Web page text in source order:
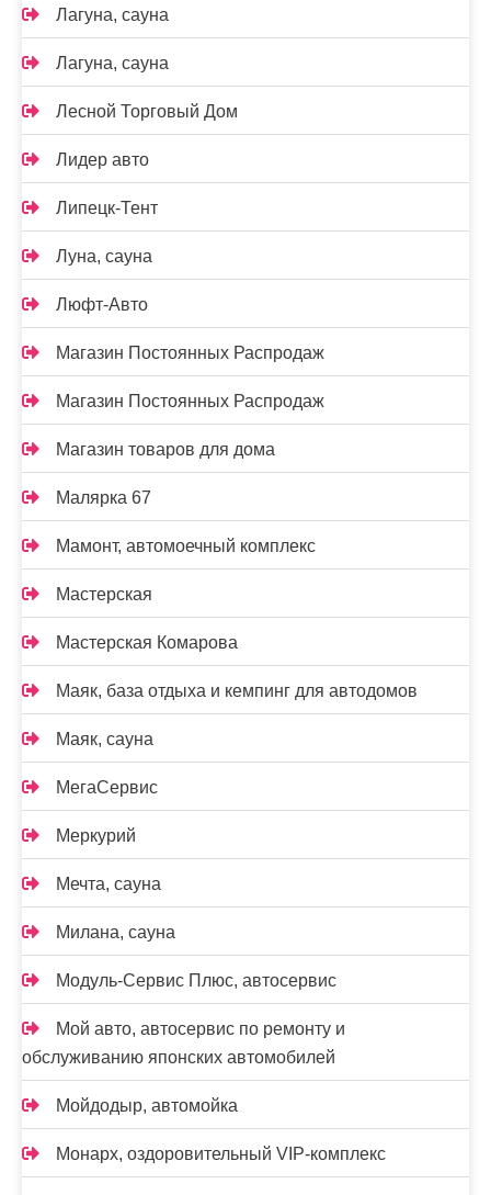
Лагуна, сауна
Лагуна, сауна
Лесной Торговый Дом
Лидер авто
Липецк-Тент
Луна, сауна
Люфт-Авто
Магазин Постоянных Распродаж
Магазин Постоянных Распродаж
Магазин товаров для дома
Малярка 67
Мамонт, автомоечный комплекс
Мастерская
Мастерская Комарова
Маяк, база отдыха и кемпинг для автодомов
Маяк, сауна
МегаСервис
Меркурий
Мечта, сауна
Милана, сауна
Модуль-Сервис Плюс, автосервис
Мой авто, автосервис по ремонту и
обслуживанию японских автомобилей
Мойдодыр, автомойка
Монарх, оздоровительный VIP-комплекс